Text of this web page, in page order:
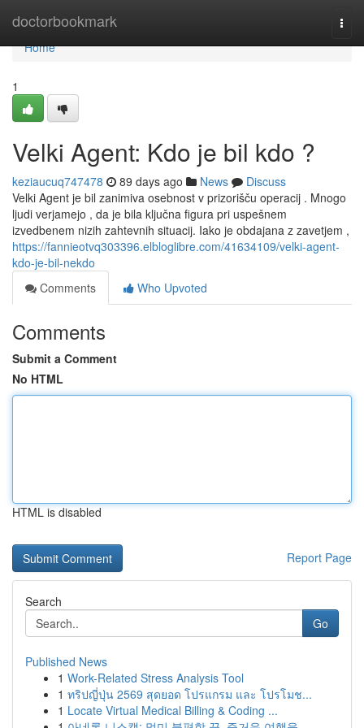
doctorbookmark
Home
Home
1
Velki Agent: Kdo je bil kdo ?
keziaucuq747478 89 days ago News
Discuss
Velki Agent je bil zanimiva osebnost v prizorišču operacij . Mnogo
ljudi verjamejo , da je bila ključna figura pri uspešnem
izvedbenem nizih zahtevnih situacij. Iako je obdajana z zavetjem ,
https://fannieotvq303396.elbloglibre.com/41634109/velki-agent-
kdo-je-bil-nekdo
Comments
Who Upvoted
Comments
Submit a Comment
No HTML
HTML is disabled
Report Page
Search
Go
Published News
1 Work-Related Stress Analysis Tool
1 ทริปญี่ปุ่น 2569 สุดยอด โปรแกรม และ โปรโมช...
1 Locate Virtual Medical Billing & Coding ...